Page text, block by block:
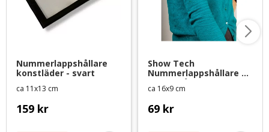
Nummerlappshållare
konstläder - svart
ca 11x13 cm
159 kr
Show Tech
Nummerlappshållare
med resår
ca 16x9 cm
69 kr